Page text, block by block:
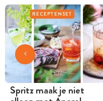
RECEPTENSET
Spritz maak je niet